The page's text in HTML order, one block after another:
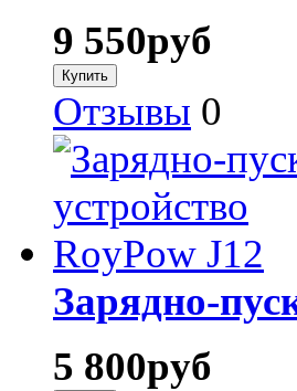
9 550руб
Отзывы 0
Зарядно-
5 800руб